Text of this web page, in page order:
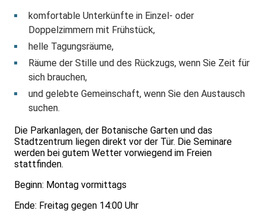
komfortable Unterkünfte in Einzel- oder
Doppelzimmern mit Frühstück,
helle Tagungsräume,
Räume der Stille und des Rückzugs, wenn Sie Zeit für
sich brauchen,
und gelebte Gemeinschaft, wenn Sie den Austausch
suchen.
Die Parkanlagen, der Botanische Garten und das
Stadtzentrum liegen direkt vor der Tür. Die Seminare
werden bei gutem Wetter vorwiegend im Freien
stattfinden.
Beginn: Montag vormittags
Ende: Freitag gegen 14:00 Uhr